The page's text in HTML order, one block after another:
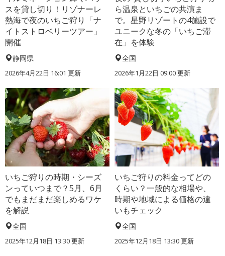
スを貸し切り！リゾナーレ
熱海で夜のいちご狩り「ナ
イトストロベリーツアー」
開催
静岡県
2026年4月22日 16:01 更新
ら温泉といちごの共演ま
で。星野リゾートの4施設で
ユニークな冬の「いちご滞
在」を体験
全国
2026年1月22日 09:00 更新
いちご狩りの時期・シーズ
ンっていつまで？5月、6月
でもまだまだ楽しめるワケ
を解説
全国
2025年12月18日 13:30 更新
いちご狩りの料金ってどの
くらい？一般的な相場や、
時期や地域による価格の違
いもチェック
全国
2025年12月18日 13:30 更新